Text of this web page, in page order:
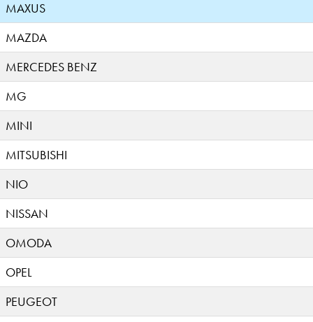
MAXUS
MAZDA
MERCEDES BENZ
MG
MINI
MITSUBISHI
NIO
NISSAN
OMODA
OPEL
PEUGEOT